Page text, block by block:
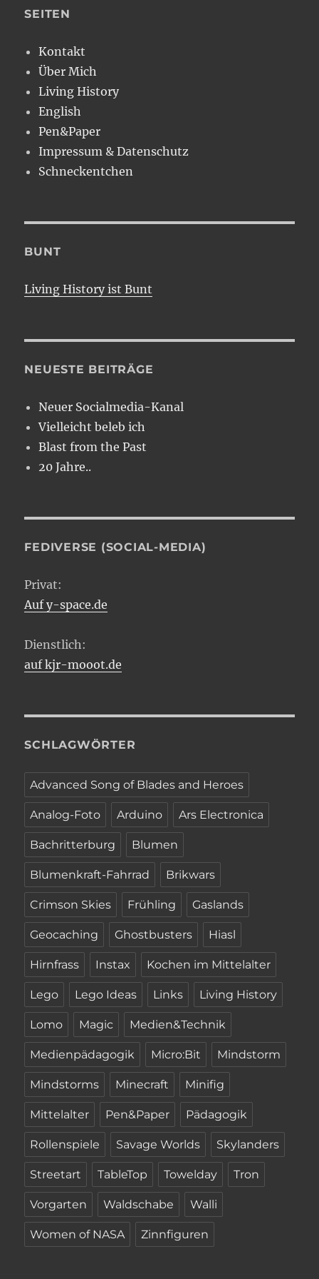
SEITEN
Kontakt
Über Mich
Living History
English
Pen&Paper
Impressum & Datenschutz
Schneckentchen
BUNT
Living History ist Bunt
NEUESTE BEITRÄGE
Neuer Socialmedia-Kanal
Vielleicht beleb ich
Blast from the Past
20 Jahre..
FEDIVERSE (SOCIAL-MEDIA)
Privat:
Auf y-space.de
Dienstlich:
auf kjr-mooot.de
SCHLAGWÖRTER
Advanced Song of Blades and Heroes
Analog-Foto Arduino Ars Electronica
Bachritterburg Blumen
Blumenkraft-Fahrrad Brikwars
Crimson Skies Frühling Gaslands
Geocaching Ghostbusters Hiasl
Hirnfrass Instax Kochen im Mittelalter
Lego Lego Ideas Links Living History
Lomo Magic Medien&Technik
Medienpädagogik Micro:Bit Mindstorm
Mindstorms Minecraft Minifig
Mittelalter Pen&Paper Pädagogik
Rollenspiele Savage Worlds Skylanders
Streetart TableTop Towelday Tron
Vorgarten Waldschabe Walli
Women of NASA Zinnfiguren